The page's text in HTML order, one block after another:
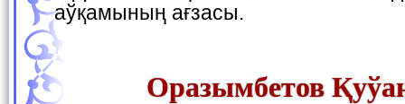
аўқамының ағзасы.
Оразымбетов